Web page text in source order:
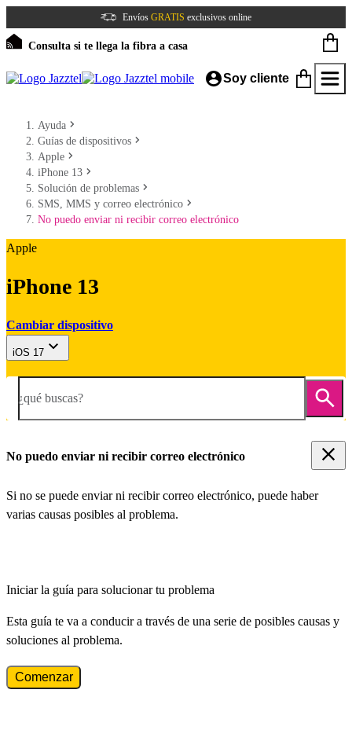
Envíos GRATIS exclusivos online
Consulta si te llega la fibra a casa
Soy cliente
Ayuda
Guías de dispositivos
Apple
iPhone 13
Solución de problemas
SMS, MMS y correo electrónico
No puedo enviar ni recibir correo electrónico
Apple
iPhone 13
Cambiar dispositivo
iOS 17
¿qué buscas?
No puedo enviar ni recibir correo electrónico
Si no se puede enviar ni recibir correo electrónico, puede haber
varias causas posibles al problema.
Iniciar la guía para solucionar tu problema
Esta guía te va a conducir a través de una serie de posibles causas y
soluciones al problema.
Comenzar